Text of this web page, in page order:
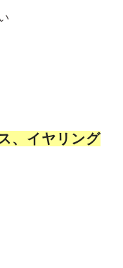
、イヤリング